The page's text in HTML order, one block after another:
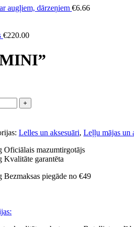
augļiem, dārzeņiem €6.66
€220.00
Lelles un aksesuāri, Leļļu mājas un
Oficiālais mazumtirgotājs
Kvalitāte garantēta
Bezmaksas piegāde no €49